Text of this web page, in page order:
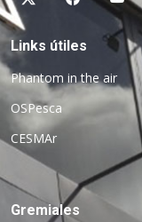
Links útiles
Phantom in the air
OSPesca
CESMAr
Gremiales